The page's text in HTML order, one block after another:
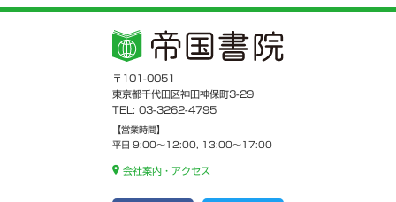
〒101-0051
東京都千代田区神田神保町3-29
TEL: 03-3262-4795
【営業時間】
平日 9:00～12:00, 13:00～17:00
会社案内・アクセス